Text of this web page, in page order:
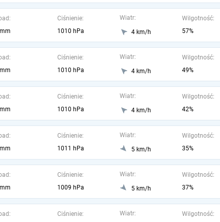
Ciśnienie:
1010 hPa
Wiatr:
4 km/h
Wilgotność:
57%
Ciśnienie:
1010 hPa
Wiatr:
4 km/h
Wilgotność:
49%
Ciśnienie:
1010 hPa
Wiatr:
4 km/h
Wilgotność:
42%
Ciśnienie:
1011 hPa
Wiatr:
5 km/h
Wilgotność:
35%
Ciśnienie:
1009 hPa
Wiatr:
5 km/h
Wilgotność:
37%
Ciśnienie:
Wiatr:
Wilgotność: